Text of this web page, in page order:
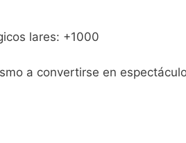
lares: +1000
a convertirse en